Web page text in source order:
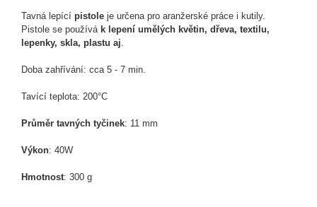
Tavná lepící pistole je určena pro aranžerské práce i kutily.
Pistole se používá k lepení umělých květin, dřeva, textilu,
lepenky, skla, plastu aj.
Doba zahřívání: cca 5 - 7 min.
Tavící teplota: 200°C
Průměr tavných tyčinek: 11 mm
Výkon: 40W
Hmotnost: 300 g